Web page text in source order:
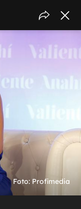
Foto: Profimedia